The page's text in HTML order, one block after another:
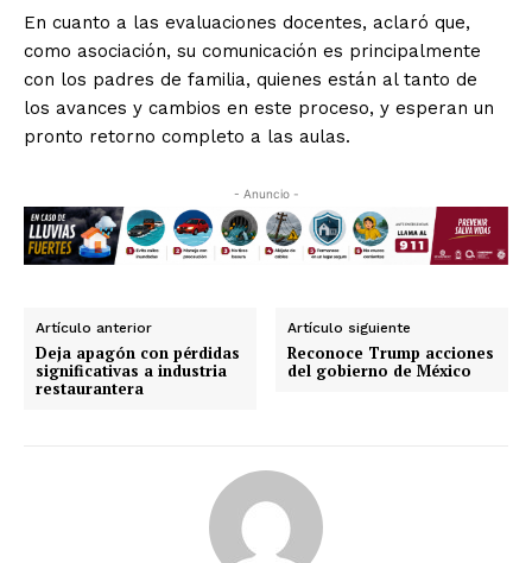
En cuanto a las evaluaciones docentes, aclaró que,
como asociación, su comunicación es principalmente
con los padres de familia, quienes están al tanto de
los avances y cambios en este proceso, y esperan un
pronto retorno completo a las aulas.
- Anuncio -
Artículo anterior
Deja apagón con pérdidas
significativas a industria
restaurantera
Artículo siguiente
Reconoce Trump acciones
del gobierno de México